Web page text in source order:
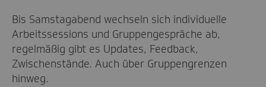
Bis Samstagabend wechseln sich individuelle
Arbeitssessions und Gruppengespräche ab,
regelmäßig gibt es Updates, Feedback,
Zwischenstände. Auch über Gruppengrenzen
hinweg.